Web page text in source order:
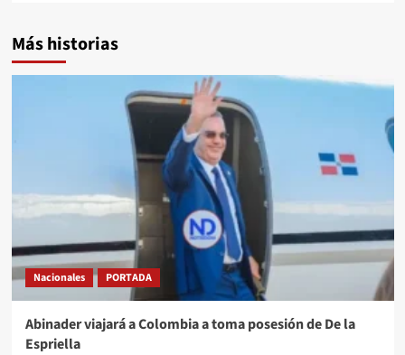
Más historias
Nacionales PORTADA
Abinader viajará a Colombia a toma posesión de De la
Espriella